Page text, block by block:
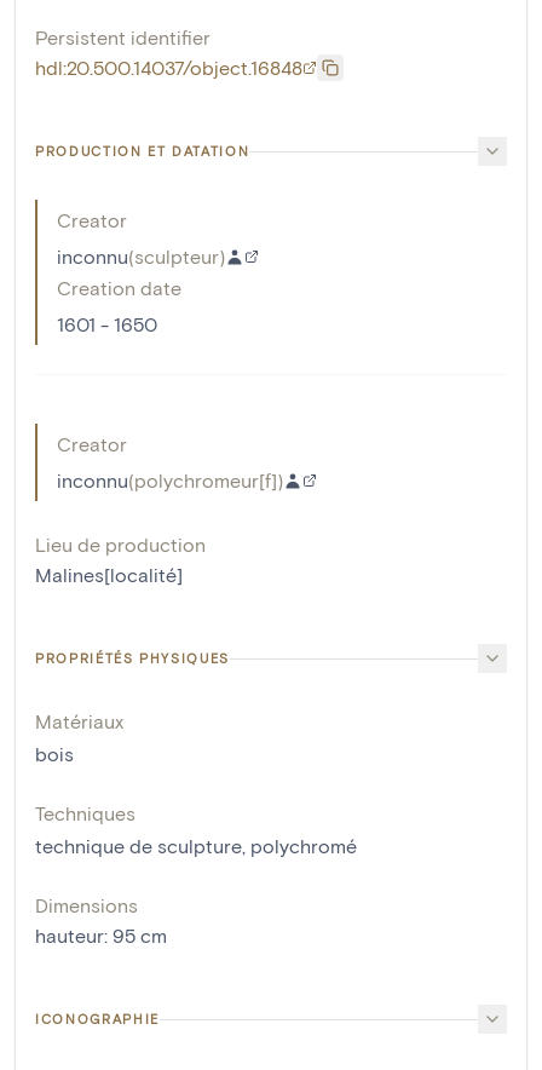
Persistent identifier
hdl:20.500.14037/object.16848
PRODUCTION ET DATATION
Creator
inconnu(sculpteur)
Creation date
1601 - 1650
Creator
inconnu(polychromeur[f])
Lieu de production
Malines[localité]
PROPRIÉTÉS PHYSIQUES
Matériaux
bois
Techniques
technique de sculpture, polychromé
Dimensions
hauteur: 95 cm
ICONOGRAPHIE